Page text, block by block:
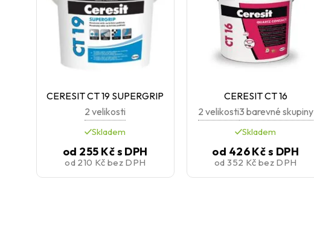
CERESIT CT 19 SUPERGRIP
2 velikosti
Skladem
od 255 Kčs DPH
od210 Kč bez DPH
CERESIT CT 16
2 velikosti3 barevné skupiny
Skladem
od 426 Kčs DPH
od 352 Kč bez DPH